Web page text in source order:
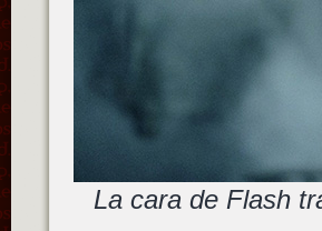
La cara de Flash